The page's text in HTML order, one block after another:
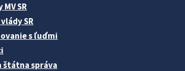
MV SR
SR
s ľuďmi
štátna správa